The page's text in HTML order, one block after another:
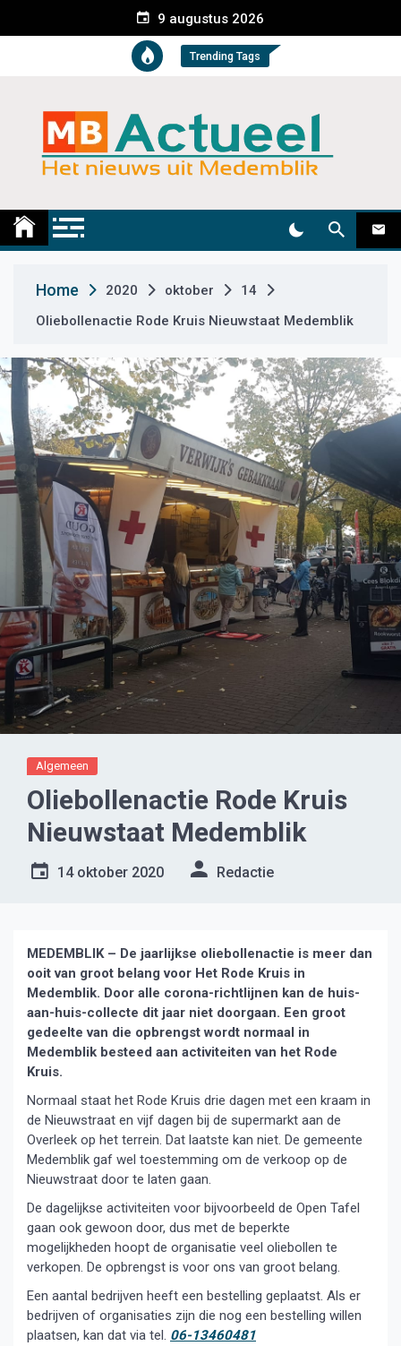
e
t
9 augustus 2026
Trending Tags
Medemblik Actueel
Home 2020 oktober
14
Oliebollenactie Rode Kruis Nieuwstaat Medemblik
Algemeen
Oliebollenactie Rode Kruis
Nieuwstaat Medemblik
14 oktober 2020 Redactie
MEDEMBLIK – De jaarlijkse oliebollenactie is meer dan
ooit van groot belang voor Het Rode Kruis in
Medemblik. Door alle corona-richtlijnen kan de huis-
aan-huis-collecte dit jaar niet doorgaan. Een groot
gedeelte van die opbrengst wordt normaal in
Medemblik besteed aan activiteiten van het Rode
Kruis.
Normaal staat het Rode Kruis drie dagen met een kraam in
de Nieuwstraat en vijf dagen bij de supermarkt aan de
Overleek op het terrein. Dat laatste kan niet. De gemeente
Medemblik gaf wel toestemming om de verkoop op de
Nieuwstraat door te laten gaan.
De dagelijkse activiteiten voor bijvoorbeeld de Open Tafel
gaan ook gewoon door, dus met de beperkte
mogelijkheden hoopt de organisatie veel oliebollen te
verkopen. De opbrengst is voor ons van groot belang.
Een aantal bedrijven heeft een bestelling geplaatst. Als er
bedrijven of organisaties zijn die nog een bestelling willen
plaatsen, kan dat via tel. 06-13460481